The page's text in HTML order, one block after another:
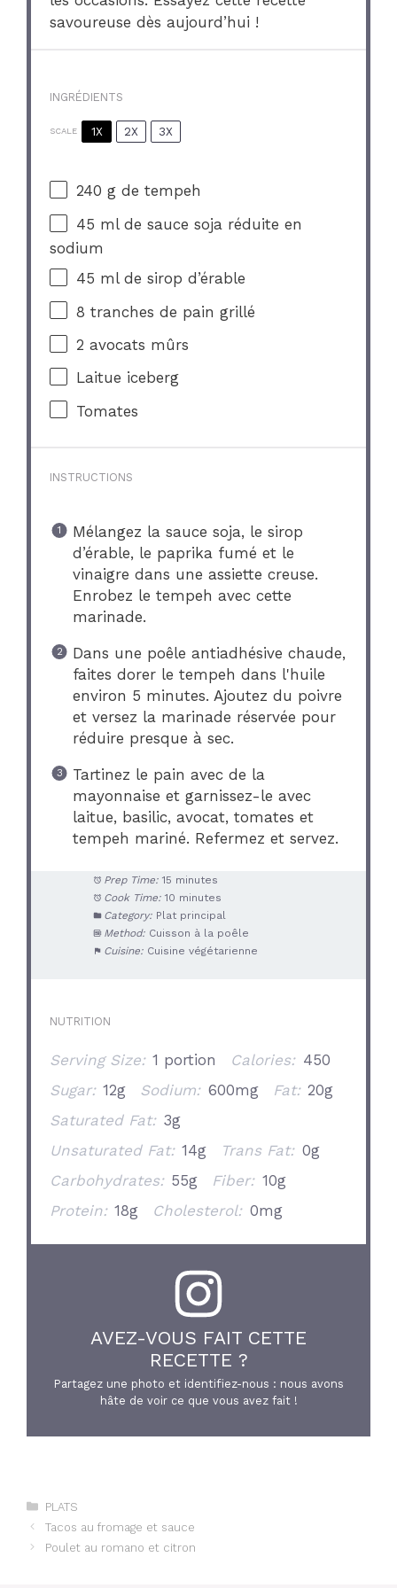
savoureuse dès aujourd’hui !
INGRÉDIENTS
SCALE 1X 2X 3X
240 g de tempeh
45 ml de sauce soja réduite en
sodium
45 ml de sirop d’érable
8 tranches de pain grillé
2 avocats mûrs
Laitue iceberg
Tomates
INSTRUCTIONS
Mélangez la sauce soja, le sirop
d’érable, le paprika fumé et le
vinaigre dans une assiette creuse.
Enrobez le tempeh avec cette
marinade.
Dans une poêle antiadhésive chaude,
faites dorer le tempeh dans l'huile
environ 5 minutes. Ajoutez du poivre
et versez la marinade réservée pour
réduire presque à sec.
Tartinez le pain avec de la
mayonnaise et garnissez-le avec
laitue, basilic, avocat, tomates et
tempeh mariné. Refermez et servez.
Prep Time: 15 minutes
Cook Time: 10 minutes
Category: Plat principal
Method: Cuisson à la poêle
Cuisine: Cuisine végétarienne
NUTRITION
Serving Size: 1 portion Calories: 450
Sugar: 12g Sodium: 600mg Fat: 20g
Saturated Fat: 3g
Unsaturated Fat: 14g Trans Fat: 0g
Carbohydrates: 55g Fiber: 10g
Protein: 18g Cholesterol: 0mg
AVEZ-VOUS FAIT CETTE
RECETTE ?
Partagez une photo et identifiez-nous : nous avons
hâte de voir ce que vous avez fait !
Catégories
PLATS
Tacos au fromage et sauce
Poulet au romano et citron